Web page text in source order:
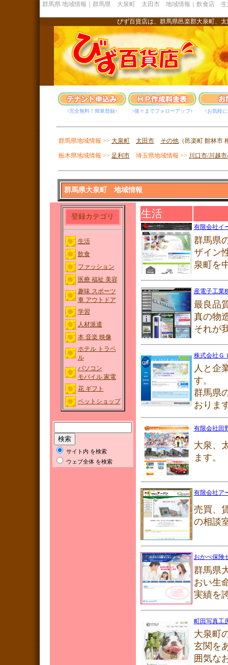
群馬県 地域情報｜群馬県 大泉町 太田市 地域情報｜飲食店
びず百貨店は、群馬県邑楽郡大泉町、
↑完全無料！簡単登録↑ ↑後々までフォローアップ↑ ↑お気軽
群馬県地域情報 >> 大泉町 太田市 その他 （邑楽町 館林市
栃木県地域情報 >> 足利市 埼玉県地域情報 >> 川口市/川越
群馬県大泉町 地域情報
登録カテゴリ
生活
飲食
ファッション
医療 福祉 美容
趣味 スポーツ
車 アウトドア
学習
人材派遣
本 音楽 映像
ホテル トラベ
ル
パソコン
モバイル 家電
花 ギフト
ペットショップ
サイト内 を検索
ウェブ全体 を検索
生活
有限会社イ
群馬県
ザイン
泉町を
産電子工業
最良品
真の物
それが
株式会社Ｇ
人と企
す。
群馬県
おりま
有限会社田
大泉、
ます。
有限会社ア
売買、
の相談
おかべ保険
群馬県
おい生
実績を
町田写真工
大泉町
玄関を
囲気な